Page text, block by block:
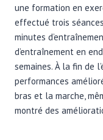
une formation en
effectué trois
minutes
d’entraînement en
semaines. À la fin de
performances
bras et la marche,
montré des